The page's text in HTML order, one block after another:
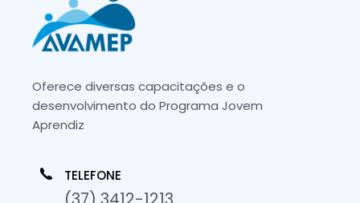
Oferece diversas capacitações e o
desenvolvimento do Programa Jovem
Aprendiz
TELEFONE